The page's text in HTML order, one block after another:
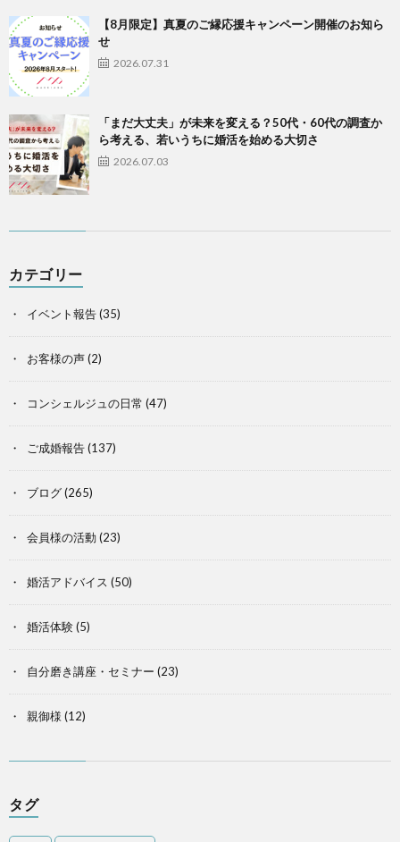
【8月限定】真夏のご縁応援キャンペーン開催のお知ら
せ
2026.07.31
「まだ大丈夫」が未来を変える？50代・60代の調査か
ら考える、若いうちに婚活を始める大切さ
2026.07.03
カテゴリー
イベント報告(35)
お客様の声(2)
コンシェルジュの日常 (47)
ご成婚報告(137)
ブログ(265)
会員様の活動(23)
婚活アドバイス (50)
婚活体験(5)
自分磨き講座・セミナー (23)
親御様 (12)
タグ